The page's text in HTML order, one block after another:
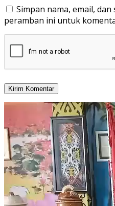
Simpan nama, email,
peramban ini untuk